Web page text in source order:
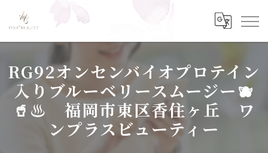
RG92オンセンバイオプロテイン
入りブルーベリースムージー🫐
🥤♨️ 福岡市東区香住ヶ丘 ワ
ンプラスビューティー